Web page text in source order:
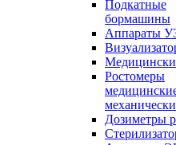
Подкатные
бормашины
Аппараты
Ростомеры
Дозиметры